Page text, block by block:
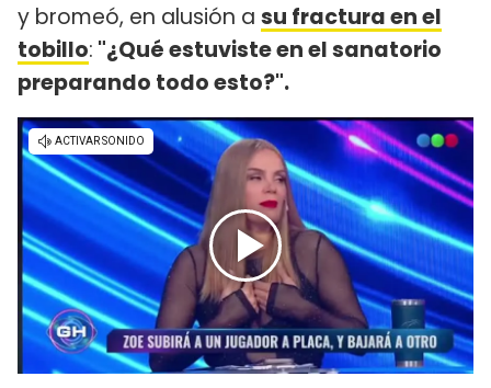
y bromeó, en alusión a su fractura en el
tobillo: "¿Qué estuviste en el sanatorio
preparando todo esto?".